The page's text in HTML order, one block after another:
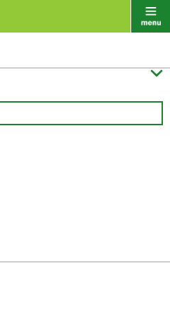
